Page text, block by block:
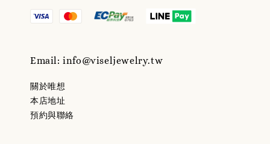
Email: info@viseljewelry.tw
關於唯想
本店地址
預約與聯絡